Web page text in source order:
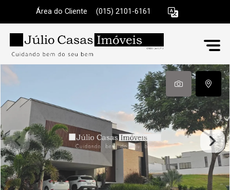
Área do Cliente (015) 2101-6161